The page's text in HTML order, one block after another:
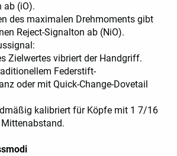
ab (iO).
des maximalen Drehmoments gibt
Reject-Signalton ab (NiO).
Zielwertes vibriert der Handgriff.
Federstift-
oder mit Quick-Change-Dovetail
kalibriert für Köpfe mit 1 7/16